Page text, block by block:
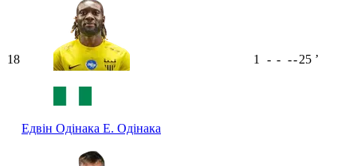
18
Едвін Одінака Е. Одінака
1 - - --25 ʼ